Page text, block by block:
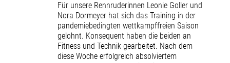
Für unsere Rennruderinnen Leonie Goller und
Nora Dormeyer hat sich das Training in der
pandemiebedingten wettkampffreien Saison
gelohnt. Konsequent haben die beiden an
Fitness und Technik gearbeitet. Nach dem
diese Woche erfolgreich absolviertem